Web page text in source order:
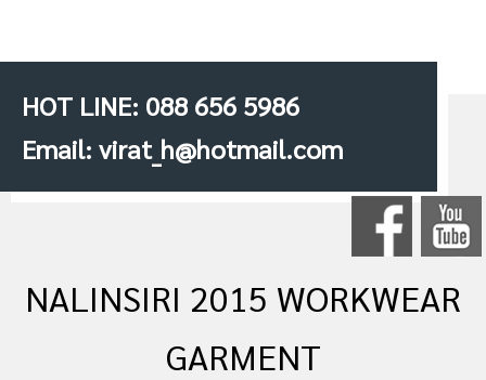
HOT LINE: 088 656 5986
Email: virat_h@hotmail.com
NALINSIRI 2015 WORKWEAR
GARMENT